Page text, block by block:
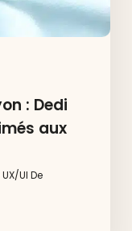
: Dedi
aux
UX/UI De